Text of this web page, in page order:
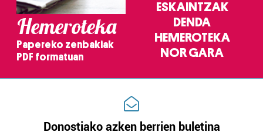
Hemeroteka
Papereko zenbakiak
PDF formatuan
ESKAINTZAK
DENDA
HEMEROTEKA
NOR GARA
Donostiako azken berrien buletina